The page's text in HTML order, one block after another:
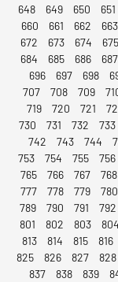
648
649 650 651
660
661 662 663
672
673 674 675
684
685 686 687
696
697 698
707
708 709
719
720 721
730
731 732 733
742
743 744
753
754 755 756
765
766 767 768
777
778 779 780
789
790 791 792
801
802 803 804
813
814 815 816
825
826 827 828
837
838 839